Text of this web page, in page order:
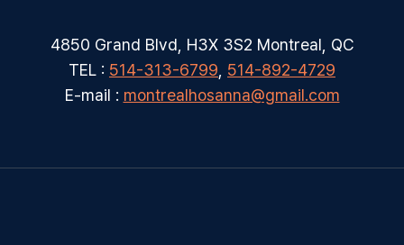
4850 Grand Blvd, H3X 3S2 Montreal, QC
TEL : 514-313-6799, 514-892-4729
E-mail : montrealhosanna@gmail.com